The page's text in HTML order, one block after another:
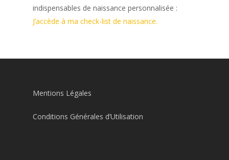
indispensables de naissance personnalisée :
J’accède à ma check-list de naissance.
Mentions Légales
Conditions Générales d’Utilisation